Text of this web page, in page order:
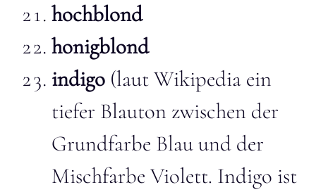
hochblond
honigblond
indigo (laut Wikipedia ein
tiefer Blauton zwischen der
Grundfarbe Blau und der
Mischfarbe Violett. Indigo ist